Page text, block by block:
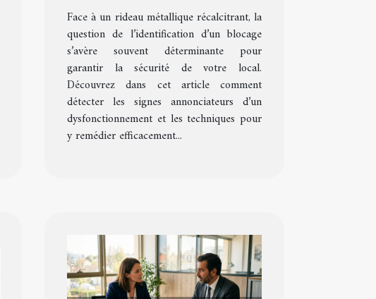
rideaux métalliques ?
Face à un rideau métallique récalcitrant, la
question de l’identification d’un blocage
s’avère souvent déterminante pour
garantir la sécurité de votre local.
Découvrez dans cet article comment
détecter les signes annonciateurs d’un
dysfonctionnement et les techniques pour
y remédier efficacement...